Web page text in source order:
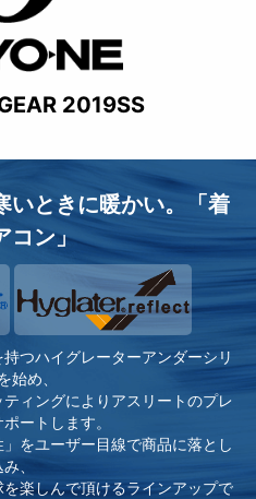
2019SS
いときに暖かい。「着
コン」
つハイグレーターアンダーシリ
始め、
ィングによりアスリートのプレ
ートします。
」をユーザー目線で商品に落とし
、
楽しんで頂けるラインアップで